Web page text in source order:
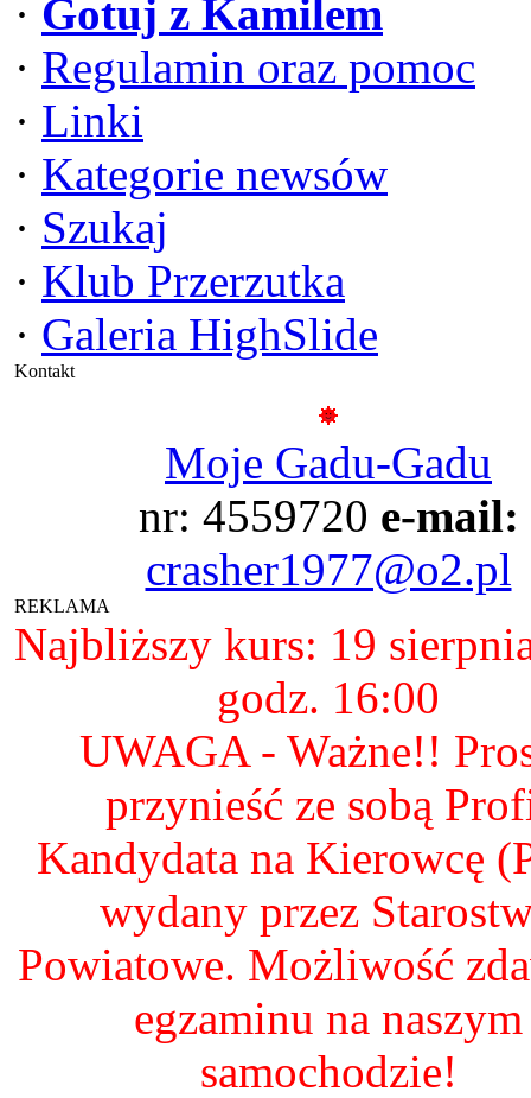
· Gotuj z Kamilem
· Regulamin oraz pomoc
· Linki
· Kategorie newsów
· Szukaj
· Klub Przerzutka
· Galeria HighSlide
Kontakt
Moje Gadu-Gadu
nr: 4559720 e-mail:
crasher1977@o2.pl
REKLAMA
Najbliższy kurs: 19
godz. 16:00
UWAGA - Ważne!!
przynieść ze sobą
Kandydata na Kierowcę
wydany przez
Powiatowe. Możliwość
egzaminu na naszym
samochodzie!